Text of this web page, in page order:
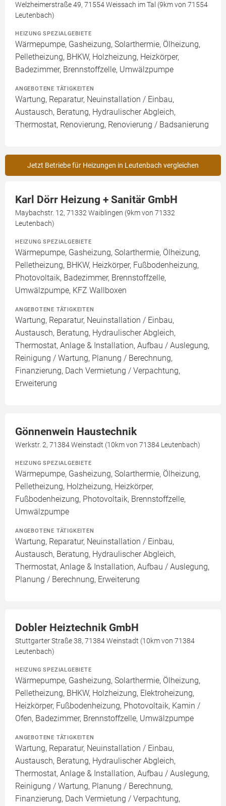
Welzheimerstraße 49, 71554 Weissach im Tal (9km von 71554
Leutenbach)
HEIZUNG SPEZIALGEBIETE
Wärmepumpe, Gasheizung, Solarthermie, Ölheizung,
Pelletheizung, BHKW, Holzheizung, Heizkörper,
Badezimmer, Brennstoffzelle, Umwälzpumpe
ANGEBOTENE TÄTIGKEITEN
Wartung, Reparatur, Neuinstallation / Einbau,
Austausch, Beratung, Hydraulischer Abgleich,
Thermostat, Renovierung, Renovierung / Badsanierung
Jetzt Betriebe für Heizungen in Leutenbach vergleichen
Karl Dörr Heizung + Sanitär GmbH
Maybachstr. 12, 71332 Waiblingen (9km von 71332
Leutenbach)
HEIZUNG SPEZIALGEBIETE
Wärmepumpe, Gasheizung, Solarthermie, Ölheizung,
Pelletheizung, BHKW, Heizkörper, Fußbodenheizung,
Photovoltaik, Badezimmer, Brennstoffzelle,
Umwälzpumpe, KFZ Wallboxen
ANGEBOTENE TÄTIGKEITEN
Wartung, Reparatur, Neuinstallation / Einbau,
Austausch, Beratung, Hydraulischer Abgleich,
Thermostat, Anlage & Installation, Aufbau / Auslegung,
Reinigung / Wartung, Planung / Berechnung,
Finanzierung, Dach Vermietung / Verpachtung,
Erweiterung
Gönnenwein Haustechnik
Werkstr. 2, 71384 Weinstadt (10km von 71384 Leutenbach)
HEIZUNG SPEZIALGEBIETE
Wärmepumpe, Gasheizung, Solarthermie, Ölheizung,
Pelletheizung, Holzheizung, Heizkörper,
Fußbodenheizung, Photovoltaik, Brennstoffzelle,
Umwälzpumpe
ANGEBOTENE TÄTIGKEITEN
Wartung, Reparatur, Neuinstallation / Einbau,
Austausch, Beratung, Hydraulischer Abgleich,
Thermostat, Anlage & Installation, Aufbau / Auslegung,
Planung / Berechnung, Erweiterung
Dobler Heiztechnik GmbH
Stuttgarter Straße 38, 71384 Weinstadt (10km von 71384
Leutenbach)
HEIZUNG SPEZIALGEBIETE
Wärmepumpe, Gasheizung, Solarthermie, Ölheizung,
Pelletheizung, BHKW, Holzheizung, Elektroheizung,
Heizkörper, Fußbodenheizung, Photovoltaik, Kamin /
Ofen, Badezimmer, Brennstoffzelle, Umwälzpumpe
ANGEBOTENE TÄTIGKEITEN
Wartung, Reparatur, Neuinstallation / Einbau,
Austausch, Beratung, Hydraulischer Abgleich,
Thermostat, Anlage & Installation, Aufbau / Auslegung,
Reinigung / Wartung, Planung / Berechnung,
Finanzierung, Dach Vermietung / Verpachtung,